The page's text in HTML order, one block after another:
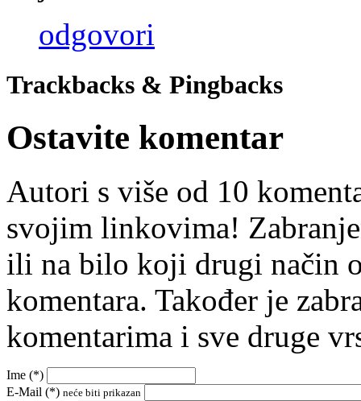
odgovori
Trackbacks & Pingbacks
Ostavite komentar
Autori s više od 10
svojim linkovima!
ili na bilo koji drugi način
komentara. Također je
komentarima i sve druge
Ime (*)
E-Mail (*) neće biti prikazan